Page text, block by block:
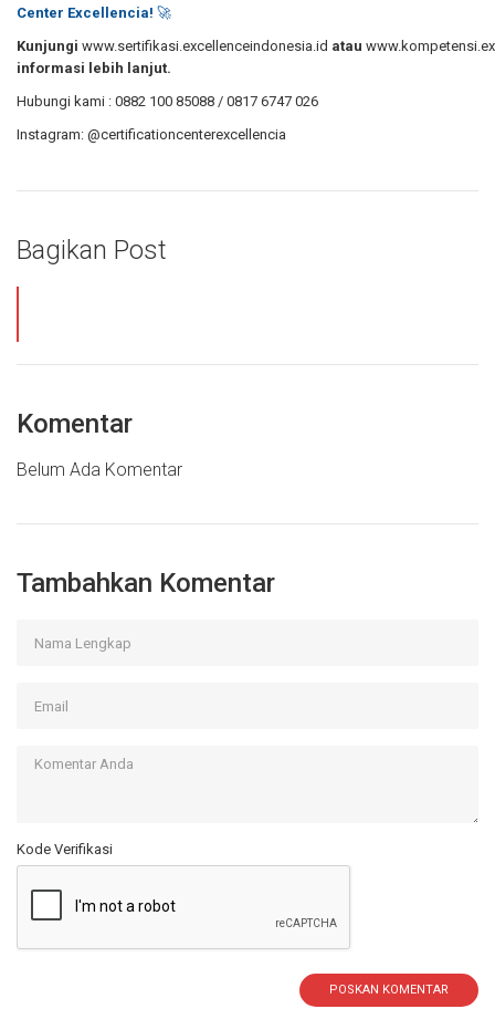
Center Excellencia! 🚀
Kunjungi www.sertifikasi.excellenceindonesia.id atau
informasi lebih lanjut.
Hubungi kami : 0882 100 85088 / 0817 6747 026
Instagram: @certificationcenterexcellencia
Bagikan Post
Komentar
Belum Ada Komentar
Tambahkan Komentar
Kode Verifikasi
POSKAN KOMENTAR